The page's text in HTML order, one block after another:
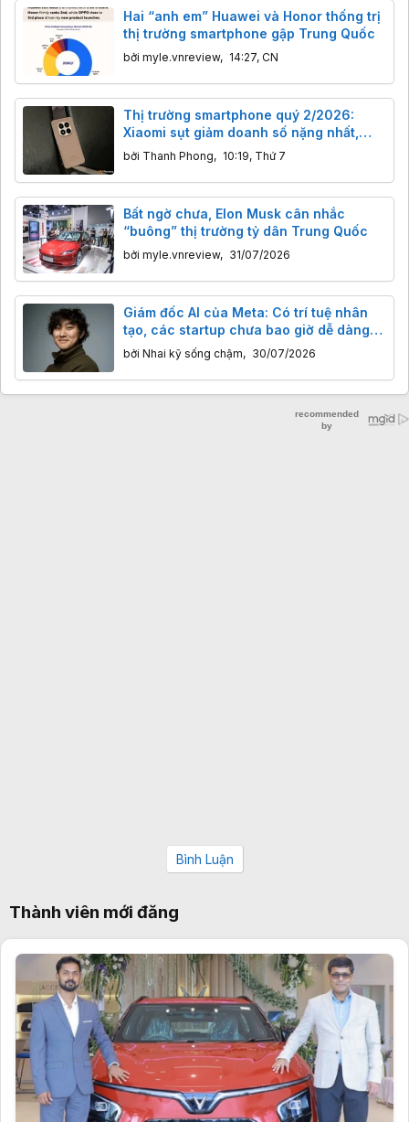
Hai “anh em” Huawei và Honor thống trị
thị trường smartphone gập Trung Quốc
bởi myle.vnreview, 14:27, CN
Thị trường smartphone quý 2/2026:
Xiaomi sụt giảm doanh số nặng nhất,
Apple ‘ăn” nửa doanh thu toàn cầu
bởi Thanh Phong, 10:19, Thứ 7
Bất ngờ chưa, Elon Musk cân nhắc
“buông” thị trường tỷ dân Trung Quốc
bởi myle.vnreview, 31/07/2026
Giám đốc AI của Meta: Có trí tuệ nhân
tạo, các startup chưa bao giờ dễ dàng
thách thức những ông lớn đến thế
bởi Nhai kỹ sống chậm, 30/07/2026
Bình Luận
Thành viên mới đăng